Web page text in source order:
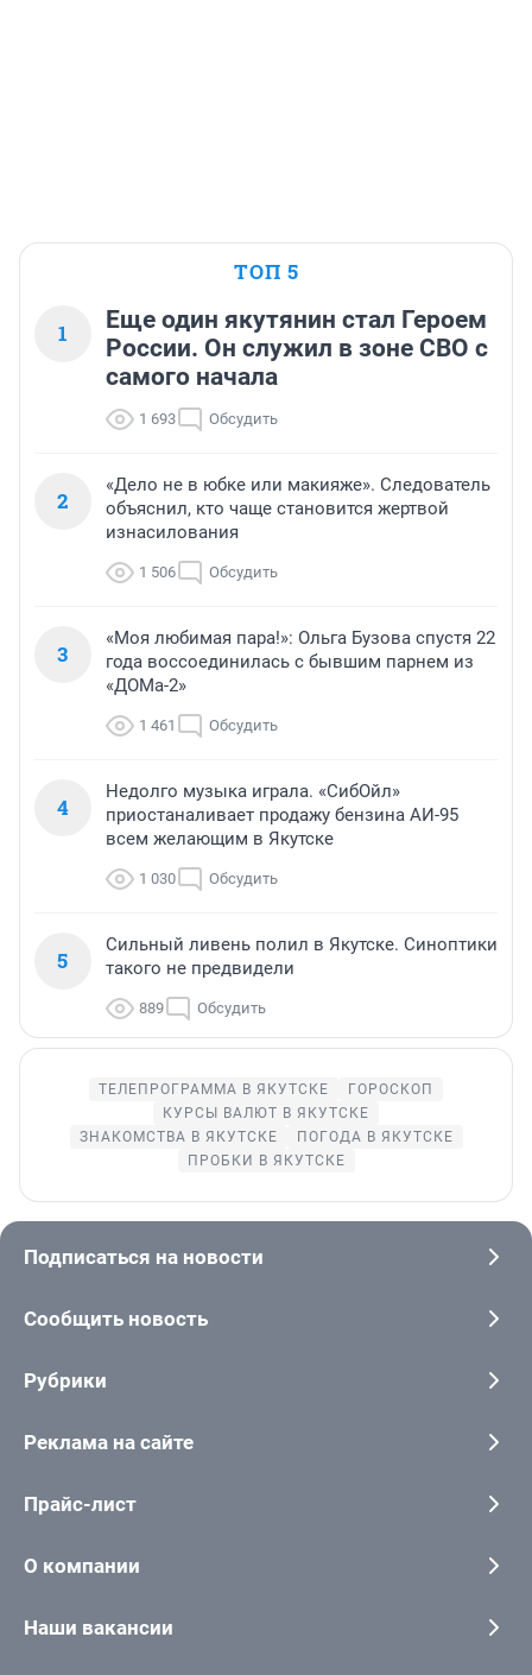
ТОП 5
1
Еще один якутянин стал Героем
России. Он служил в зоне СВО с
самого начала
1 693 Обсудить
2
«Дело не в юбке или макияже». Следователь
объяснил, кто чаще становится жертвой
изнасилования
1 506 Обсудить
3
«Моя любимая пара!»: Ольга Бузова спустя 22
года воссоединилась с бывшим парнем из
«ДОМа-2»
1 461 Обсудить
4
Недолго музыка играла. «СибОйл»
приостаналивает продажу бензина АИ-95
всем желающим в Якутске
1 030 Обсудить
5
Сильный ливень полил в Якутске. Синоптики
такого не предвидели
889 Обсудить
ТЕЛЕПРОГРАММА В ЯКУТСКЕ
ГОРОСКОП
КУРСЫ ВАЛЮТ В ЯКУТСКЕ
ЗНАКОМСТВА В ЯКУТСКЕ
ПОГОДА В ЯКУТСКЕ
ПРОБКИ В ЯКУТСКЕ
Подписаться на новости
Сообщить новость
Рубрики
Реклама на сайте
Прайс-лист
О компании
Наши вакансии